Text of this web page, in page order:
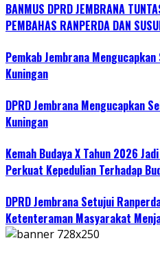
BANMUS DPRD JEMBRANA
PEMBAHAS RANPERDA DAN
Pemkab Jembrana
Kuningan
DPRD Jembrana Mengucapkan
Kuningan
Kemah Budaya X Tahun 2026
Perkuat Kepedulian Terhadap
DPRD Jembrana Setujui
Ketenteraman Masyarakat